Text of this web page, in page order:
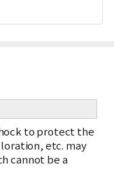
to protect the
etc. may
cannot be a